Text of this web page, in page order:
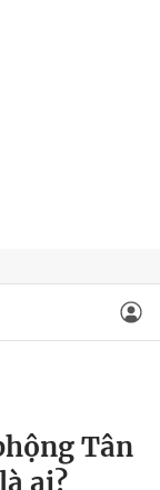
Tân
ai?